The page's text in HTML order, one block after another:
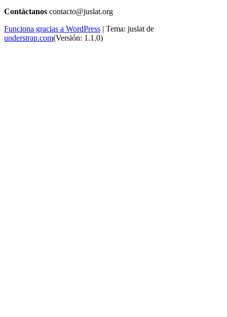
Contáctanos contacto@juslat.org
Funciona gracias a WordPress | Tema: juslat de
understrap.com(Versión: 1.1.0)